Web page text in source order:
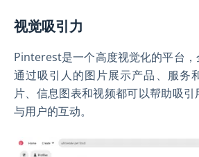
视觉吸引力
Pinterest是一个高度视觉化的平台
通过吸引人的图片展示产品、服务
片、信息图表和视频都可以帮助吸
与用户的互动。